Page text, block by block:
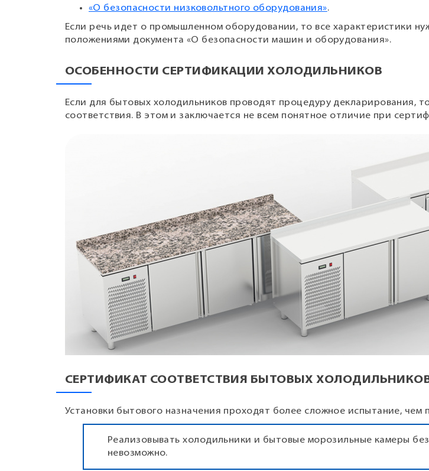
«О безопасности низковольтного оборудования».
Если речь идет о промышленном оборудовании, то все характеристики
положениями документа «О безопасности машин и оборудования».
ОСОБЕННОСТИ СЕРТИФИКАЦИИ ХОЛОДИЛЬНИКОВ
Если для бытовых холодильников проводят процедуру декларирования,
соответствия. В этом и заключается не всем понятное отличие при
СЕРТИФИКАТ СООТВЕТСТВИЯ БЫТОВЫХ
Установки бытового назначения проходят более сложное испытание,
Реализовывать холодильники и бытовые морозильные камеры
невозможно.